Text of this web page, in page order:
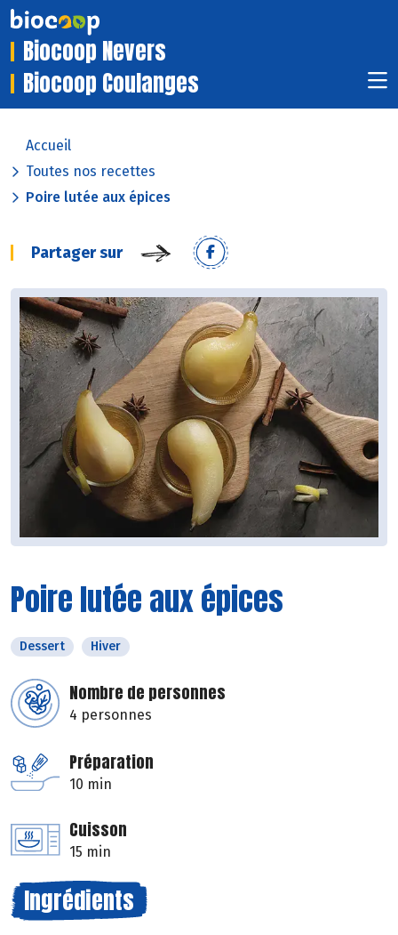
Biocoop Nevers
Biocoop Coulanges
Accueil
Toutes nos recettes
Poire lutée aux épices
Partager sur
Poire lutée aux épices
Dessert Hiver
Nombre de personnes
4 personnes
Préparation
10 min
Cuisson
15 min
Ingrédients